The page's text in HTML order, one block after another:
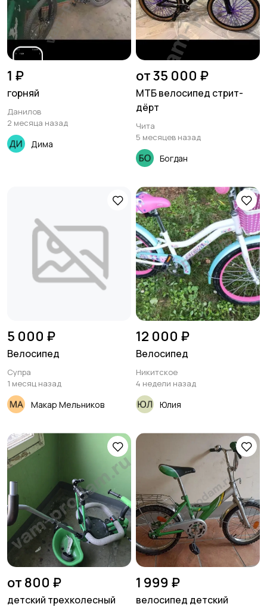
1 ₽
горняй
Данилов
2 месяца назад
Дима
от 35 000 ₽
МТБ велосипед стрит-
дëрт
Чита
5 месяцев назад
Богдан
5 000 ₽
Велосипед
Супра
1 месяц назад
Макар Мельников
12 000 ₽
Велосипед
Никитское
4 недели назад
Юлия
от 800 ₽
детский трехколесный
1 999 ₽
велосипед детский